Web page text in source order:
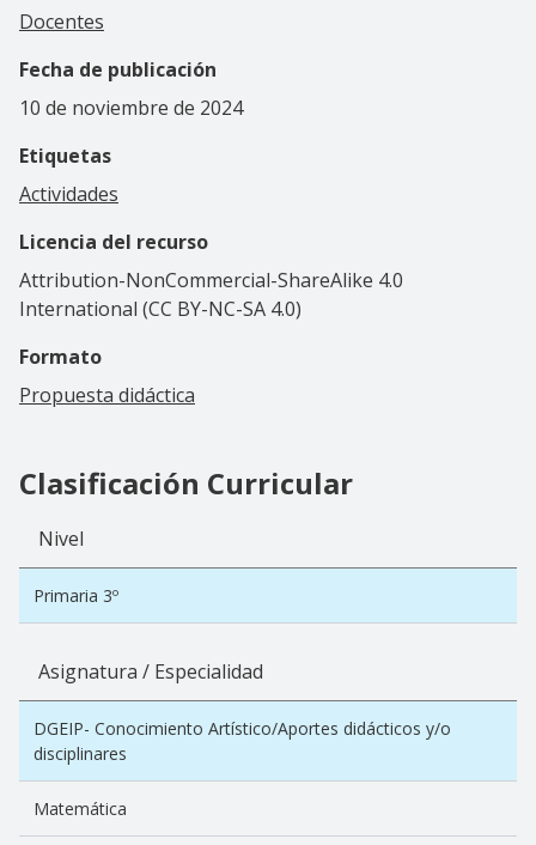
Docentes
Fecha de publicación
10 de noviembre de 2024
Etiquetas
Actividades
Licencia del recurso
Attribution-NonCommercial-ShareAlike 4.0
International (CC BY-NC-SA 4.0)
Formato
Propuesta didáctica
Clasificación Curricular
Nivel
Primaria 3º
Asignatura / Especialidad
DGEIP- Conocimiento Artístico/Aportes didácticos y/o
disciplinares
Matemática